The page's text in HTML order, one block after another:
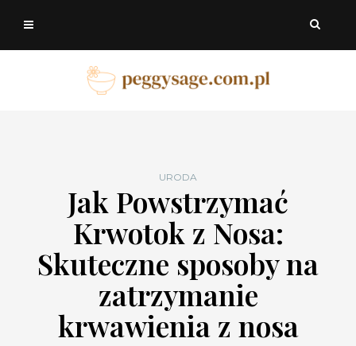
URODA
Jak Powstrzymać
Krwotok z Nosa:
Skuteczne sposoby na
zatrzymanie
krwawienia z nosa